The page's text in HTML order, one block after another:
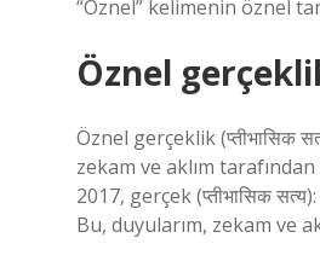
“Öznel” kelimenin öznel
Öznel
Öznel gerçeklik
zekam ve aklım
2017, gerçek (प्तीभासिक
Bu, duyularım, zekam ve